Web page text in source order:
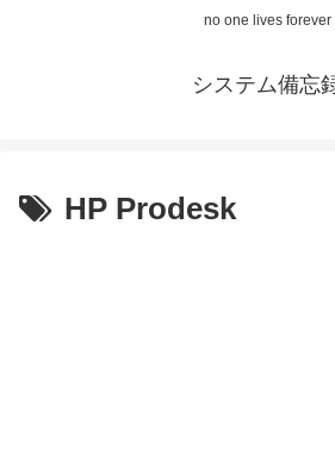
no one lives forever
システム備忘
HP Prodesk